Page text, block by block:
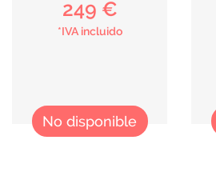
249 €
*IVA incluido
No disponible